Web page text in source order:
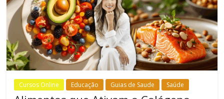
Cursos Online Educação Guias de Saude Saúde